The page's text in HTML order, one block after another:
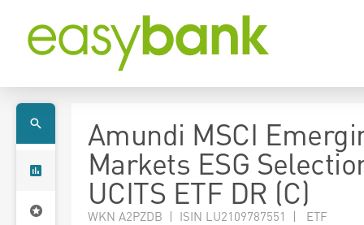
Amundi MSCI
Markets ESG
UCITS ETF DR (C)
WKN A2PZDB | ISIN LU2109787551 | ETF